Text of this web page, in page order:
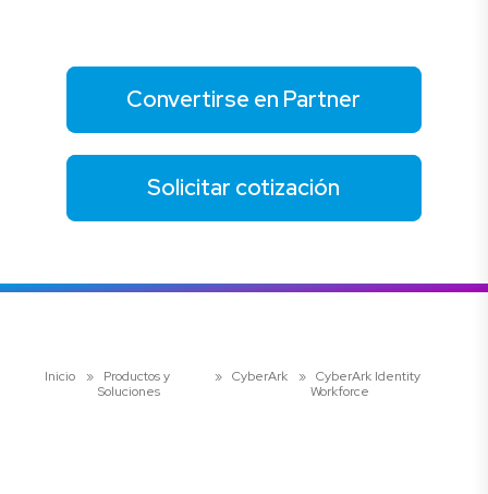
Convertirse en Partner
Solicitar cotización
Inicio »
Productos y
Soluciones
» CyberArk » CyberArk Identity
Workforce